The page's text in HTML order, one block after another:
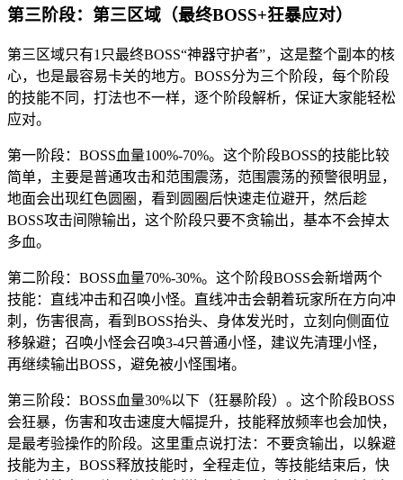
第三阶段：第三区域（最终BOSS+狂暴应对）
第三区域只有1只最终BOSS“神器守护者”，这是整个副本的核
心，也是最容易卡关的地方。BOSS分为三个阶段，每个阶段
的技能不同，打法也不一样，逐个阶段解析，保证大家能轻松
应对。
第一阶段：BOSS血量100%-70%。这个阶段BOSS的技能比较
简单，主要是普通攻击和范围震荡，范围震荡的预警很明显，
地面会出现红色圆圈，看到圆圈后快速走位避开，然后趁
BOSS攻击间隙输出，这个阶段只要不贪输出，基本不会掉太
多血。
第二阶段：BOSS血量70%-30%。这个阶段BOSS会新增两个
技能：直线冲击和召唤小怪。直线冲击会朝着玩家所在方向冲
刺，伤害很高，看到BOSS抬头、身体发光时，立刻向侧面位
移躲避；召唤小怪会召唤3-4只普通小怪，建议先清理小怪，
再继续输出BOSS，避免被小怪围堵。
第三阶段：BOSS血量30%以下（狂暴阶段）。这个阶段BOSS
会狂暴，伤害和攻击速度大幅提升，技能释放频率也会加快，
是最考验操作的阶段。这里重点说打法：不要贪输出，以躲避
技能为主，BOSS释放技能时，全程走位，等技能结束后，快